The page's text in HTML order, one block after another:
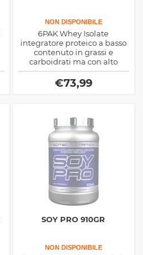
NON DISPONIBILE
6PAK Whey Isolate
integratore proteico a basso
contenuto in grassi e
carboidrati ma con alto
valore biologico. Velocità di
rilascio elevata, ottimo post
allenamento
€73,99
SOY PRO 910GR
NON DISPONIBILE